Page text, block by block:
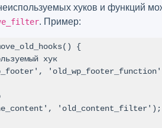
хуков и функций
. Пример:
{